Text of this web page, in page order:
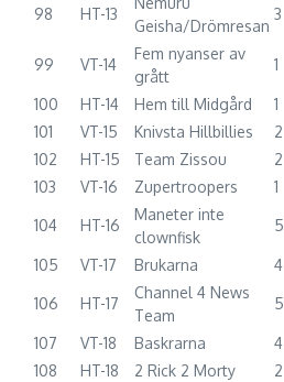
98 HT-13
Geisha/Drömresan
3
99 VT-14
Fem nyanser av
grått
1
100 HT-14 Hem till Midgård 1
101
VT-15 Knivsta Hillbillies 2
102
HT-15 Team Zissou 2
103
VT-16 Zupertroopers 1
104 HT-16
Maneter inte
clownfisk
5
105 VT-17 Brukarna 4
106 HT-17
Channel 4 News
Team
5
107 VT-18 Baskrarna 4
108
HT-18 2 Rick 2 Morty 2